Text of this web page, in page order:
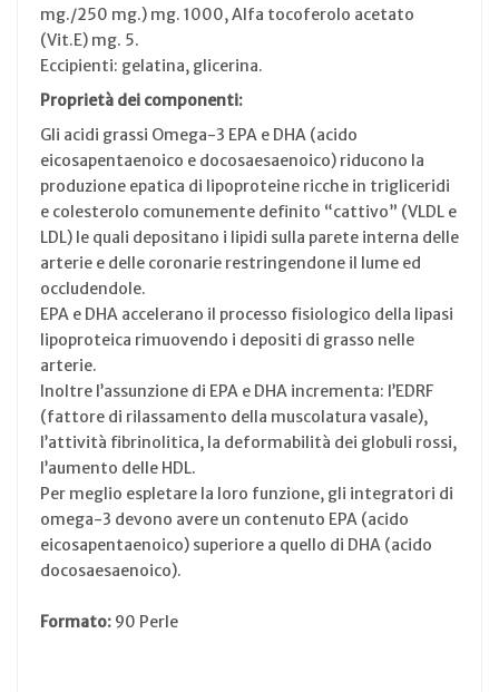
mg./250 mg.) mg. 1000, Alfa tocoferolo acetato
(Vit.E) mg. 5.
Eccipienti: gelatina, glicerina.
Proprietà dei componenti:
Gli acidi grassi Omega-3 EPA e DHA (acido
eicosapentaenoico e docosaesaenoico) riducono la
produzione epatica di lipoproteine ricche in trigliceridi
e colesterolo comunemente definito “cattivo” (VLDL e
LDL) le quali depositano i lipidi sulla parete interna delle
arterie e delle coronarie restringendone il lume ed
occludendole.
EPA e DHA accelerano il processo fisiologico della lipasi
lipoproteica rimuovendo i depositi di grasso nelle
arterie.
Inoltre l’assunzione di EPA e DHA incrementa: l’EDRF
(fattore di rilassamento della muscolatura vasale),
l’attività fibrinolitica, la deformabilità dei globuli rossi,
l’aumento delle HDL.
Per meglio espletare la loro funzione, gli integratori di
omega-3 devono avere un contenuto EPA (acido
eicosapentaenoico) superiore a quello di DHA (acido
docosaesaenoico).
Formato: 90 Perle